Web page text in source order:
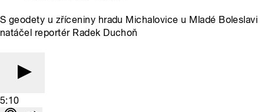
S geodety u zříceniny hradu Michalovice u Mladé Boleslavi
natáčel reportér Radek Duchoň
5:10